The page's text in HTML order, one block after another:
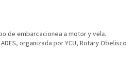
de embarcacionea a motor y vela.
organizada por YCU, Rotary Obelisco